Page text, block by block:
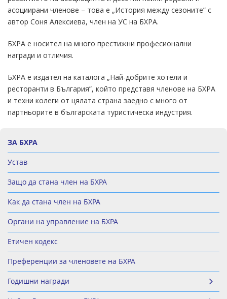
асоциирани членове – това е „История между сезоните” с
автор Соня Алексиева, член на УС на БХРА.
БХРА е носител на много престижни професионални
награди и отличия.
БХРА е издател на каталога „Най-добрите хотели и
ресторанти в България”, който представя членове на БХРА
и техни колеги от цялата страна заедно с много от
партньорите в българската туристическа индустрия.
ЗА БХРА
Устав
Защо да стана член на БХРА
Как да стана член на БХРА
Органи на управление на БХРА
Етичен кодекс
Преференции за членовете на БХРА
Годишни награди